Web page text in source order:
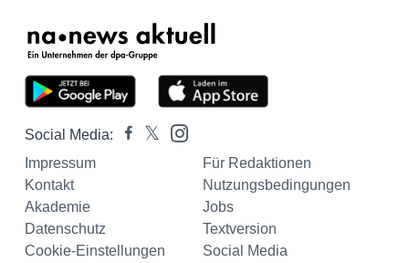
Social Media:
Impressum
Für Redaktionen
Kontakt
Nutzungsbedingungen
Akademie
Jobs
Datenschutz
Textversion
Cookie-Einstellungen
Social Media